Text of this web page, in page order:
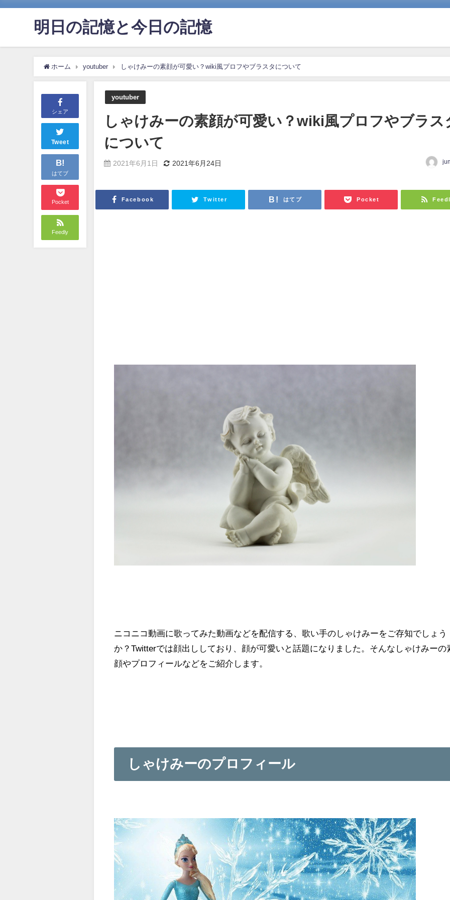
明日の記憶と今日の記憶
ホーム youtuber しゃけみーの素顔が可愛い？wiki風プロフやブラスタについて
シェア
Tweet
B!
はてブ
Pocket
Feedly
youtuber
しゃけみーの素顔が可愛い？wiki風プロフやブラス
について
2021年6月1日 2021年6月24日
Facebook Twitter はてブ Pocket
ニコニコ動画に歌ってみた動画などを配信する、歌い手のしゃけみーをご存知でしょう
か？Twitterでは顔出ししており、顔が可愛いと話題になりました。そんなしゃけみーの
顔やプロフィールなどをご紹介します。
しゃけみーのプロフィール